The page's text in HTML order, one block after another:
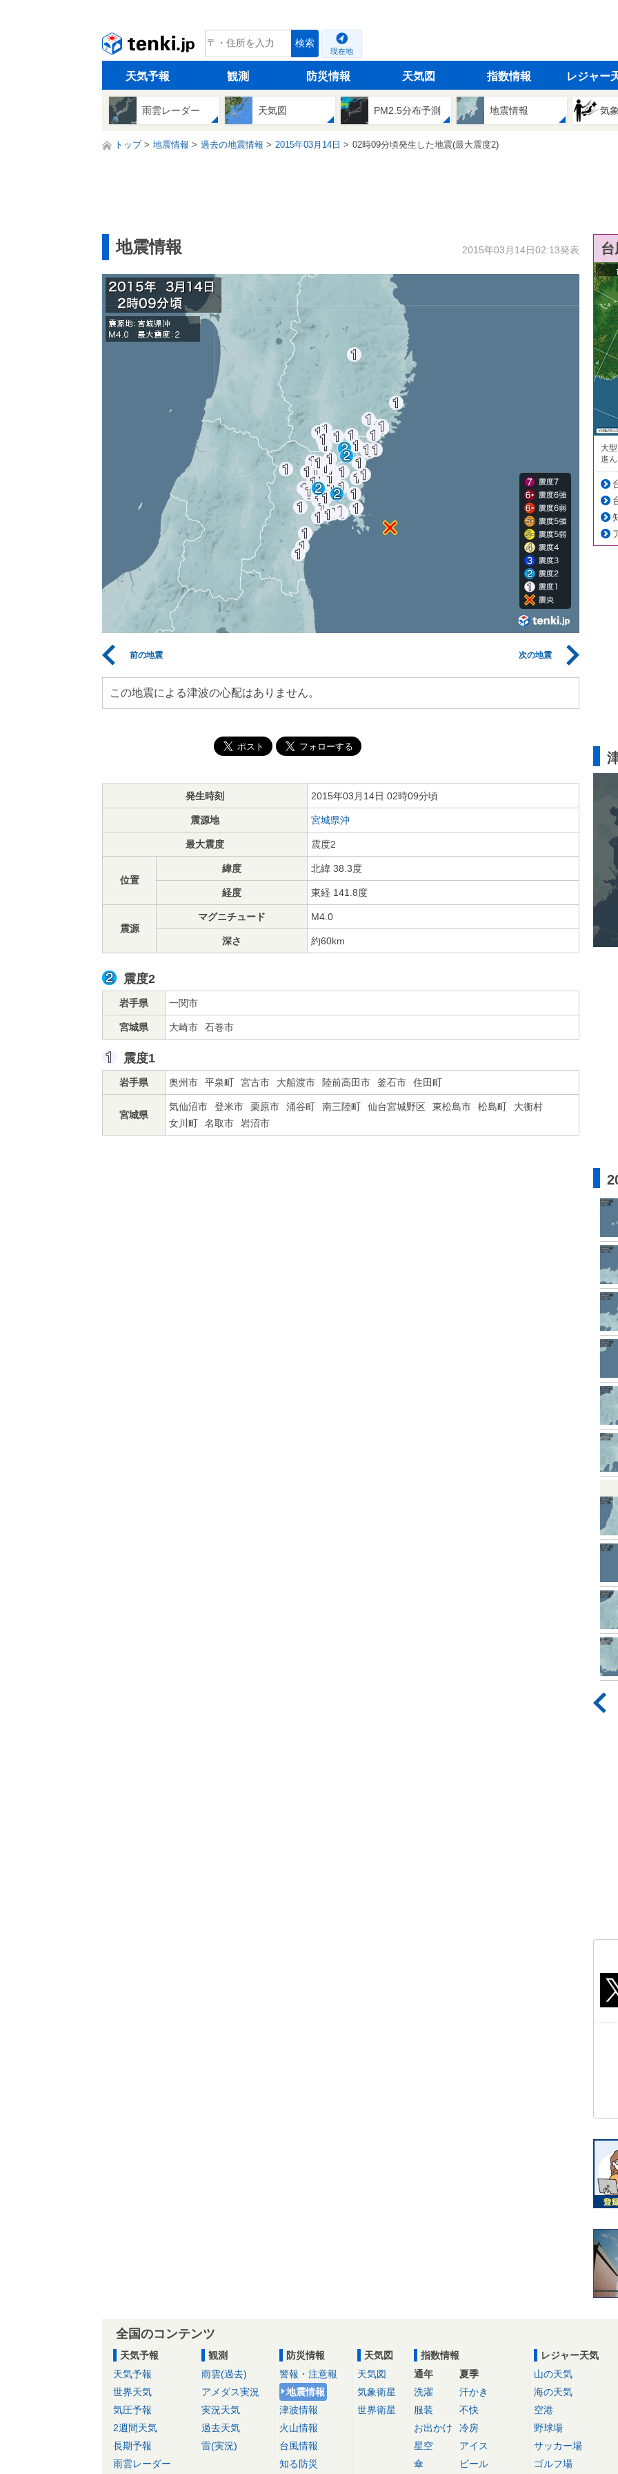
tenki.jp 検索
現在地
天気予報 観測 防災情報 天気図 指数情報 レジャー
雨雲レーダー 天気図 PM2.5分布予測 地震情報 気
トップ 地震情報 過去の地震情報 2015年03月14日 02時09分頃発生した地震(最大震度2)
地震情報 2015年03月14日02:13発表
前の地震 次の地震
この地震による津波の心配はありません。
発生時刻 2015年03月14日 02時09分頃
震源地 宮城県沖
最大震度 震度2
位置
緯度 北緯 38.3度
経度 東経 141.8度
震源
マグニチュード M4.0
深さ 約60km
震度2
岩手県 一関市
宮城県 大崎市 石巻市
震度1
岩手県 奥州市 平泉町 宮古市 大船渡市 陸前高田市 釜石市 住田町
宮城県
気仙沼市 登米市 栗原市 涌谷町 南三陸町 仙台宮城野区 東松島市 松島町
大衡村
女川町
名取市 岩沼市
大
進
全国のコンテンツ
天気予報
天気予報
世界天気
気圧予報
2週間天気
長期予報
雨雲レーダー
観測
雨雲(過去)
アメダス実況
実況天気
過去天気
雷(実況)
防災情報
警報・注意報
地震情報
津波情報
火山情報
台風情報
知る防災
天気図
天気図
気象衛星
世界衛星
指数情報
通年
洗濯
服装
お出かけ
星空
傘
夏季
汗かき
不快
冷房
アイス
ビール
レジャー天気
山の天気
海の天気
空港
野球場
サッカー場
ゴルフ場